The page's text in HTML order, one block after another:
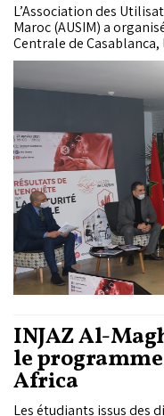
L’Association des
Maroc (AUSIM) a
Centrale de
l’année 2021 en format
l'occasion de présenter
«La maturité digitale au
digitale». Une enquête
dirigeants en charge
digitale dans des
tailles. «Nous avons questionné les dirigeants sur la maturité
digitale et surtout...
INJAZ Al-
le programme
Africa
Les étudiants issus des